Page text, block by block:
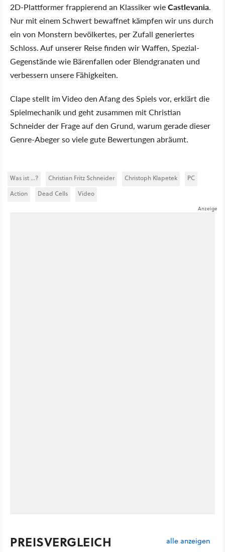
2D-Plattformer frappierend an Klassiker wieCastlevania.
Nur mit einem Schwert bewaffnet kämpfen wir uns durch
ein von Monstern bevölkertes, per Zufall generiertes
Schloss. Auf unserer Reise finden wir Waffen, Spezial-
Gegenstände wie Bärenfallen oder Blendgranaten und
verbessern unsere Fähigkeiten.
Clape stellt im Video den Afang des Spiels vor, erklärt die
Spielmechanik und geht zusammen mit Christian
Schneider der Frage auf den Grund, warum gerade dieser
Genre-Abeger so viele gute Bewertungen abräumt.
Was ist ...? Christian Fritz Schneider Christoph Klapetek
PC
Action
Dead Cells Video
PREISVERGLEICH alle anzeigen